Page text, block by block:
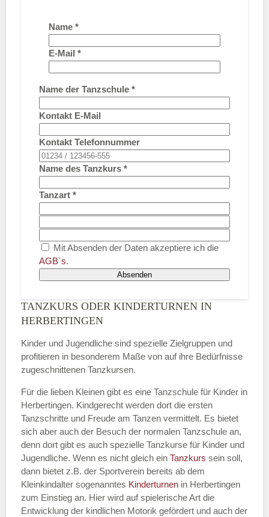
Name *
E-Mail *
Name der Tanzschule *
Kontakt E-Mail
Kontakt Telefonnummer
Name des Tanzkurs *
Tanzart *
Mit Absenden der Daten akzeptiere ich die
AGB`s.
Absenden
TANZKURS ODER KINDERTURNEN IN
HERBERTINGEN
Kinder und Jugendliche sind spezielle Zielgruppen und
profitieren in besonderem Maße von auf ihre Bedürfnisse
zugeschnittenen Tanzkursen.
Für die lieben Kleinen gibt es eine Tanzschule für Kinder in
Herbertingen. Kindgerecht werden dort die ersten
Tanzschritte und Freude am Tanzen vermittelt. Es bietet
sich aber auch der Besuch der normalen Tanzschule an,
denn dort gibt es auch spezielle Tanzkurse für Kinder und
Jugendliche. Wenn es nicht gleich ein Tanzkurs sein soll,
dann bietet z.B. der Sportverein bereits ab dem
Kleinkindalter sogenanntes Kinderturnen in Herbertingen
zum Einstieg an. Hier wird auf spielerische Art die
Entwicklung der kindlichen Motorik gefördert und auch der